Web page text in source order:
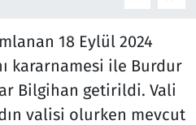
18 Eylül 2024
kararnamesi ile Burdur
Bilgihan getirildi. Vali
valisi olurken mevcut